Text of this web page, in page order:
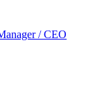
/ CEO